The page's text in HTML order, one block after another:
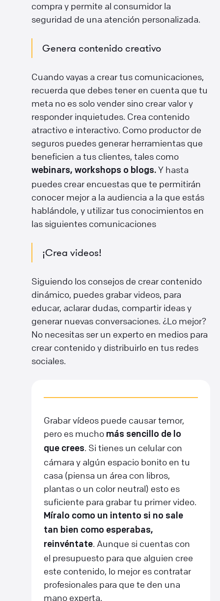
compra y permite al consumidor la
seguridad de una atención personalizada.
Genera contenido creativo
Cuando vayas a crear tus comunicaciones,
recuerda que debes tener en cuenta que tu
meta no es solo vender sino crear valor y
responder inquietudes. Crea contenido
atractivo e interactivo. Como productor de
seguros puedes generar herramientas que
beneficien a tus clientes, tales como
webinars, workshops o blogs. Y hasta
puedes crear encuestas que te permitirán
conocer mejor a la audiencia a la que estás
hablándole, y utilizar tus conocimientos en
las siguientes comunicaciones
¡Crea videos!
Siguiendo los consejos de crear contenido
dinámico, puedes grabar videos, para
educar, aclarar dudas, compartir ideas y
generar nuevas conversaciones. ¿Lo mejor?
No necesitas ser un experto en medios para
crear contenido y distribuirlo en tus redes
sociales.
Grabar vídeos puede causar temor,
pero es mucho más sencillo de lo
que crees. Si tienes un celular con
cámara y algún espacio bonito en tu
casa (piensa un área con libros,
plantas o un color neutral) esto es
suficiente para grabar tu primer video.
Míralo como un intento si no sale
tan bien como esperabas,
reinvéntate. Aunque si cuentas con
el presupuesto para que alguien cree
este contenido, lo mejor es contratar
profesionales para que te den una
mano experta.